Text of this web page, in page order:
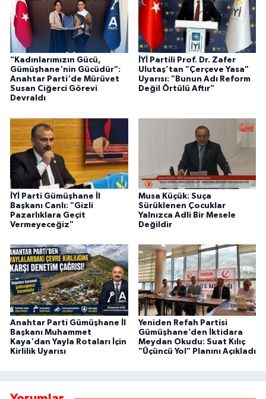
"Kadınlarımızın Gücü,
Gümüşhane'nin Gücüdür":
Anahtar Parti'de Mürüvet
Susan Ciğerci Görevi
Devraldı
İYİ Partili Prof. Dr. Zafer
Ulutaş’tan "Çerçeve Yasa"
Uyarısı: "Bunun Adı Reform
Değil Örtülü Aftır"
İYİ Parti Gümüşhane İl
Başkanı Canlı: "Gizli
Pazarlıklara Geçit
Vermeyeceğiz"
Musa Küçük: Suça
Sürüklenen Çocuklar
Yalnızca Adli Bir Mesele
Değildir
Anahtar Parti Gümüşhane İl
Başkanı Muhammet
Kaya'dan Yayla Rotaları İçin
Kirlilik Uyarısı
Yeniden Refah Partisi
Gümüşhane’den İktidara
Meydan Okudu: Suat Kılıç
"Üçüncü Yol" Planını Açıkladı